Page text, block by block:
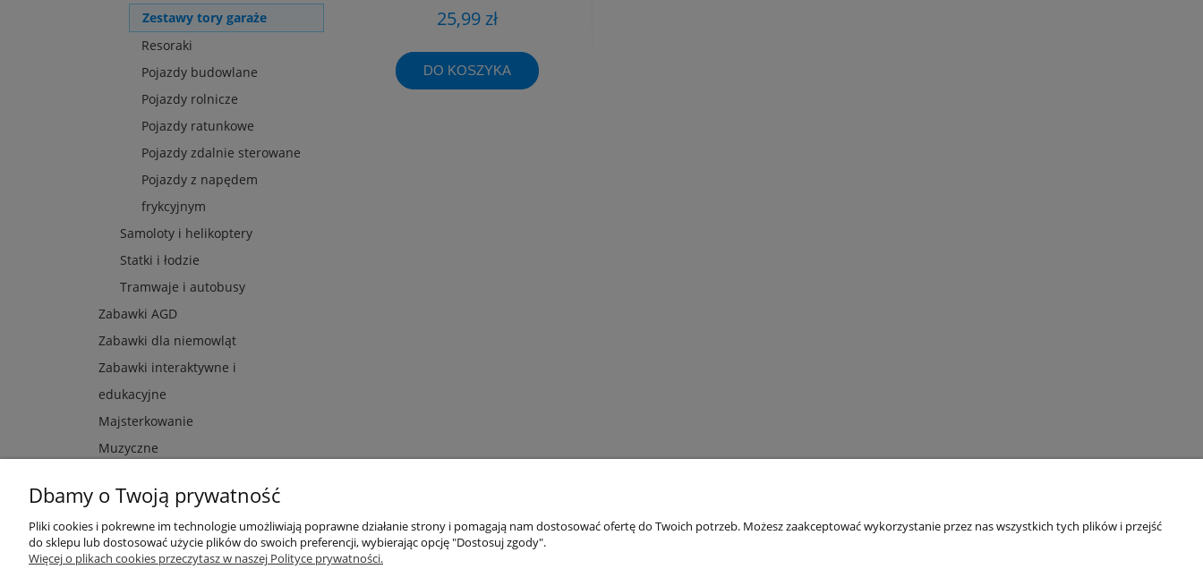
Zestawy tory garaże
Resoraki
Pojazdy budowlane
Pojazdy rolnicze
Pojazdy ratunkowe
Pojazdy zdalnie sterowane
Pojazdy z napędem
frykcyjnym
Samoloty i helikoptery
Statki i łodzie
Tramwaje i autobusy
Zabawki AGD
Zabawki dla niemowląt
Zabawki interaktywne i
edukacyjne
Majsterkowanie
Muzyczne
25,99 zł
DO KOSZYKA
Przydatne linki
Nowości
Warunki zakupów
Regulaminy
Moje konto Informacje o sklepie
Dbamy o Twoją prywatność
Pliki cookies i pokrewne im technologie umożliwiają poprawne działanie strony i pomagają nam dostosować ofertę do Twoich potrzeb. Możesz zaakceptować wykorzystanie przez nas wszystkich tych plików i przejść
do sklepu lub dostosować użycie plików do swoich preferencji, wybierając opcję "Dostosuj zgody".
Więcej o plikach cookies przeczytasz w naszej Polityce prywatności.